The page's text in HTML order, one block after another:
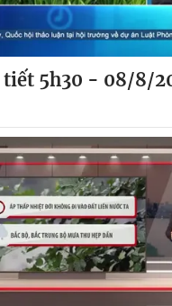
5h30 - 08/8/